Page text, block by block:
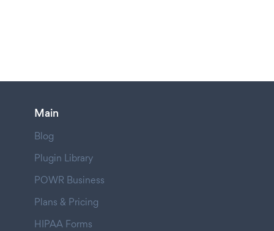
Main
Blog
Plugin Library
POWR Business
Plans & Pricing
HIPAA Forms